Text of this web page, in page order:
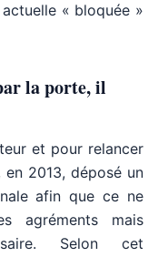
« bloquée »
la porte, il
et pour relancer
2013, déposé un
afin que ce ne
agréments mais
Selon cet